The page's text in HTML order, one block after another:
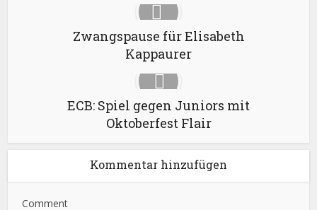
Zwangspause für Elisabeth
Kappaurer
ECB: Spiel gegen Juniors mit
Oktoberfest Flair
Kommentar hinzufügen
Comment